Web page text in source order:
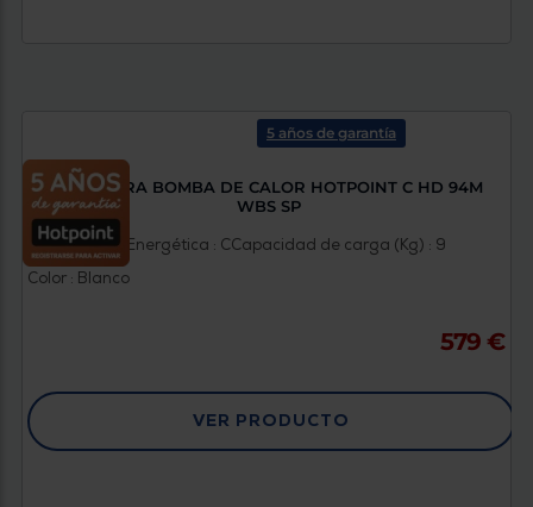
5 años de garantía
SECADORA BOMBA DE CALOR HOTPOINT C HD 94M
WBS SP
Clasificación Energética : CCapacidad de carga (Kg) : 9
Color : Blanco
579 €
VER PRODUCTO